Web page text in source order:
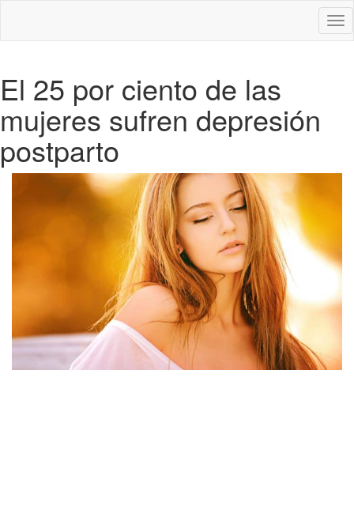
El 25 por ciento de las
mujeres sufren depresión
postparto